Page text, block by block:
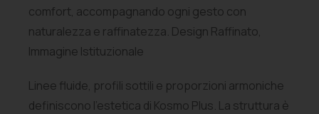
comfort, accompagnando ogni gesto con
naturalezza e raffinatezza. Design Raffinato,
Immagine Istituzionale
Linee fluide, profili sottili e proporzioni armoniche
definiscono l’estetica di Kosmo Plus. La struttura è